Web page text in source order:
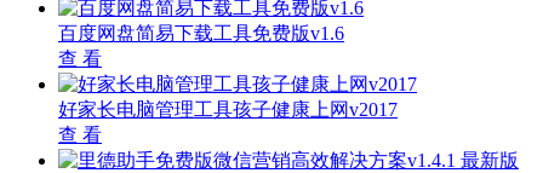
百度网盘简易下载工具免费版v1.6
查 看
好家长电脑管理工具孩子健康上网v2017
查 看